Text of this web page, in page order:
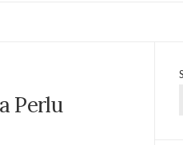
Perlu